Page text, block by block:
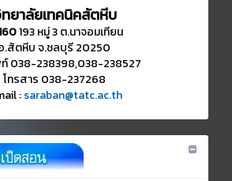
ยาลัยเทคนิคสัตหีบ
193 หมู่ 3 ต.นาจอมเทียน
.สัตหีบ จ.ชลบุรี 20250
038-238398,038-238527
โทรสาร 038-237268
:saraban@tatc.ac.th